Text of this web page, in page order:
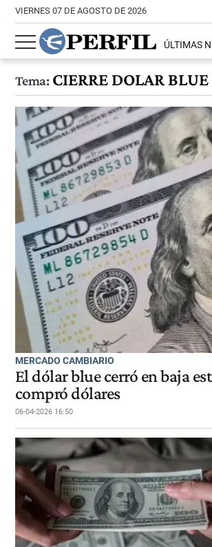
VIERNES 07 DE AGOSTO DE 2026
ÚLTIMAS
Tema:CIERRE DOLAR BLUE
MERCADO CAMBIARIO
El dólar blue cerró en baja
compró dólares
06-04-2026 16:50